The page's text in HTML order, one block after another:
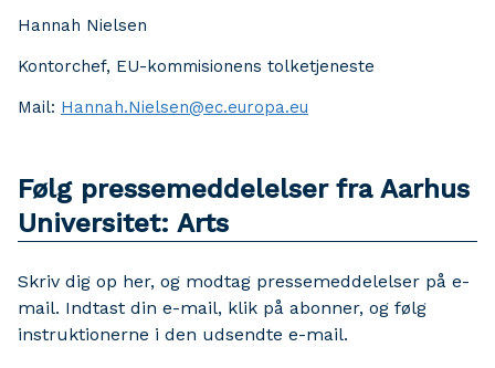
Hannah Nielsen
Kontorchef, EU-kommisionens tolketjeneste
Mail: Hannah.Nielsen@ec.europa.eu
Følg pressemeddelelser fra Aarhus
Universitet: Arts
Skriv dig op her, og modtag pressemeddelelser på e-
mail. Indtast din e-mail, klik på abonner, og følg
instruktionerne i den udsendte e-mail.